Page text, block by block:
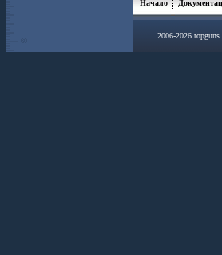
Начало
2006-2026